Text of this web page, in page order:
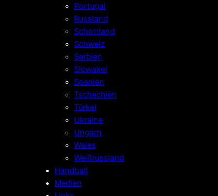
Portugal
Russland
Schottland
Schweiz
Serbien
Slowakei
Spanien
Tschechien
Türkei
Ukraine
Ungarn
Wales
Weißrussland
Handball
Medien